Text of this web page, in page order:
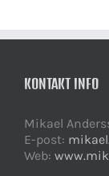
KONTAKT INFO
Mikael
E-post:
Web: